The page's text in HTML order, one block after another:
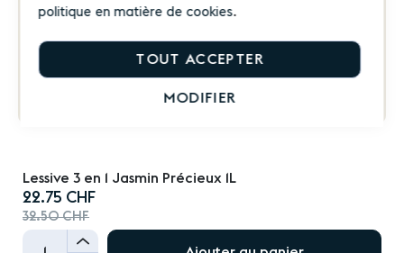
politique en matière de cookies.
TOUT ACCEPTER
MODIFIER
Lessive 3 en 1 Jasmin Précieux 1L
Prix
spécial
22.75 CHF
32.50 CHF
+